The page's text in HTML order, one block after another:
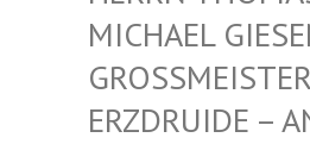
AEL GIESEN © –
MEISTER UND
UIDE – AN DER